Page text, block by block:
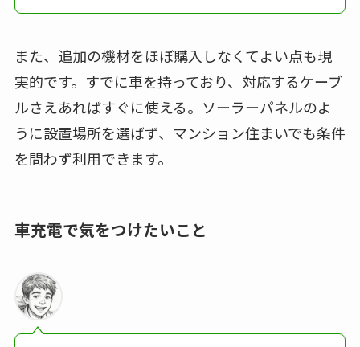
また、追加の機材をほぼ購入しなくてよい点も現
実的です。すでに車を持っており、対応するケーブ
ルさえあればすぐに使える。ソーラーパネルのよ
うに設置場所を選ばず、マンション住まいでも条件
を問わず利用できます。
車充電で気をつけたいこと